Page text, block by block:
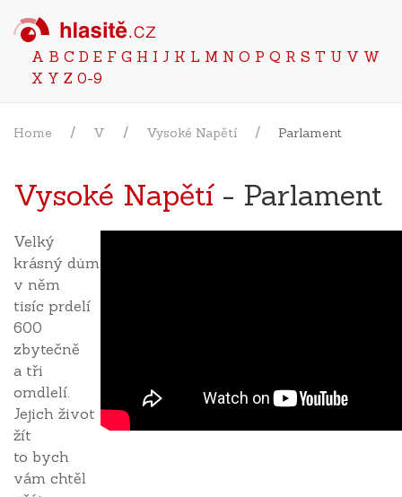
A B C D E F G H I J K L M N O P Q R S T U V W
X Y Z 0-9
Home V Vysoké Napětí Parlament
Vysoké Napětí- Parlament
Velký
krásný dům
v něm
tisíc prdelí
600
zbytečně
a tři
omdlelí.
Jejich život
žít
to bych
vám chtěl